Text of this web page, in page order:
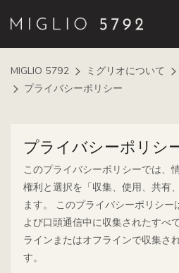
MIGLIO 5792 ミグリオについて
プライバシーポリシー
プライバシーポリシ
このプライバシーポリシーでは、
権利と選択を「収集、使用、共有
ます。 このプライバシーポリシ
よび口頭通信中に収集されたすべ
ラインまたはオフラインで収集さ
す。